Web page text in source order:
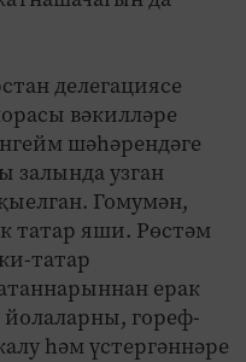
делегациясе
вәкилләре
шәһәрендәге
залында узган
Гомумән,
татар яши. Рөстәм
татар
ерак
йолаларны, гореф-
һәм үстергәннәре